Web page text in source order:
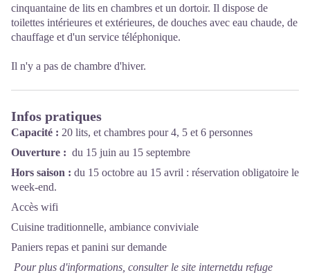
cinquantaine de lits en chambres et un dortoir. Il dispose de
toilettes intérieures et extérieures, de douches avec eau chaude, de
chauffage et d'un service téléphonique.
Il n'y a pas de chambre d'hiver.
Infos pratiques
Capacité : 20 lits, et chambres pour 4, 5 et 6 personnes
Ouverture : du 15 juin au 15 septembre
Hors saison : du 15 octobre au 15 avril : réservation obligatoire le
week-end.
Accès wifi
Cuisine traditionnelle, ambiance conviviale
Paniers repas et panini sur demande
Pour plus d'informations, consulter le site internetdu refuge